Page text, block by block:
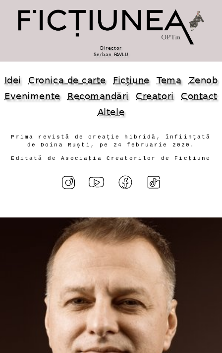
Director
Șerban PAVLU
Idei Cronica de carte Ficțiune Tema
Zenob
Evenimente
Recomandări Creatori
Contact
Altele
Prima revistă de creație hibridă, înființată
de Doina Ruști, pe 24 februarie 2020.
Editată de Asociația Creatorilor de Ficțiune